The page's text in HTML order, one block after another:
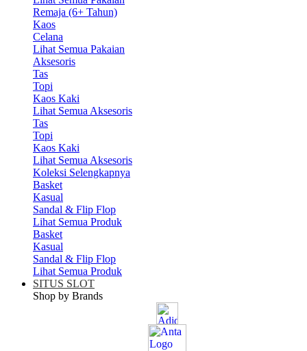
Remaja (6+ Tahun)
Kaos
Celana
Lihat Semua Pakaian
Aksesoris
Tas
Topi
Kaos Kaki
Lihat Semua Aksesoris
Tas
Topi
Kaos Kaki
Lihat Semua Aksesoris
Koleksi Selengkapnya
Basket
Kasual
Sandal & Flip Flop
Lihat Semua Produk
Basket
Kasual
Sandal & Flip Flop
Lihat Semua Produk
SITUS SLOT
Shop by Brands